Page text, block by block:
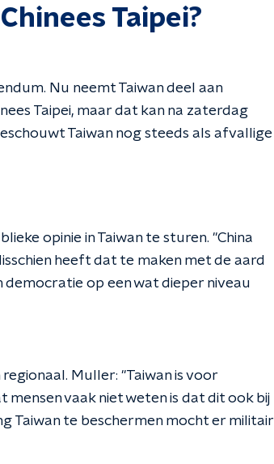
Taipei?
Nu neemt Taiwan deel aan
Taipei, maar dat kan na zaterdag
Taiwan nog steeds als afvallige
opinie in Taiwan te sturen. "China
heeft dat te maken met de aard
democratie op een wat dieper niveau
regionaal. Muller: "Taiwan is voor
mensen vaak niet weten is dat dit ook bij
Taiwan te beschermen mocht er militair